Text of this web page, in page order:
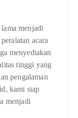
menjadi
acara
menyediakan
tinggi yang
pengalaman
kami siap
menjadi